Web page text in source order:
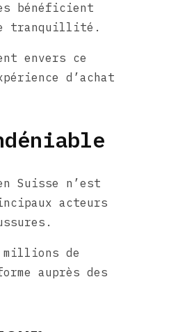
bénéficient
tranquillité.
envers ce
d’achat
Suisse n’est
acteurs
millions de
auprès des